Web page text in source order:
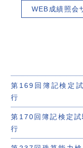
WEB成績照会
第169回簿記検定
行
第170回簿記検定
行